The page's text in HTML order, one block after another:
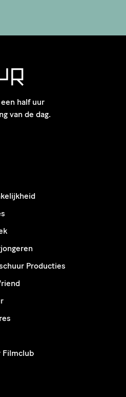
half uur
van de dag.
Producties
Filmclub